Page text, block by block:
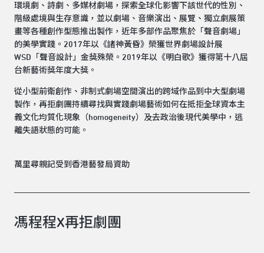
環境劇、詩劇、多媒材劇場，探索全球化影響下該世代的性別、
階級處境與生存意識，並以劇場、音樂演出、展覽、獨立劇展策
畫等各種創作型態推出製作，近年多部作品聚焦於「聲音劇場」
的美學實踐。2017年以《諸神黃昏》榮獲世界劇場設計展
WSD「聲音設計」金獎殊榮。2019年以《明白歌》獲得第十八屆
台新藝術獎年度大獎。
從小型前衛創作、非制式劇場空間演出的跨域作品到中大型劇場
製作，再拒劇團持續尋找與實踐劇場藝術如何在抵拒全球資本主
義文化均質化現象（homogeneity）及去政治後現代美學中，逃
離失語狀態的可能。
萬里尋親記受到香港藝發局資助
馮程程X再拒劇團